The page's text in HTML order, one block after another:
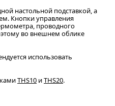
настольной подставкой, а
Кнопки управления
проводного
во внешнем облике
использовать
THS10 иTHS20.